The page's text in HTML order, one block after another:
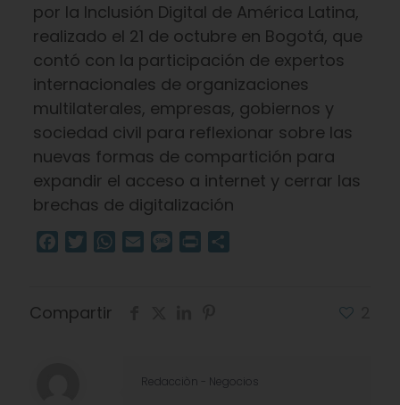
por la Inclusión Digital de América Latina,
realizado el 21 de octubre en Bogotá, que
contó con la participación de expertos
internacionales de organizaciones
multilaterales, empresas, gobiernos y
sociedad civil para reflexionar sobre las
nuevas formas de compartición para
expandir el acceso a internet y cerrar las
brechas de digitalización
Facebook
TwitterWhatsApp
Email Message
Print
Compartir
Redacciòn - Negocios